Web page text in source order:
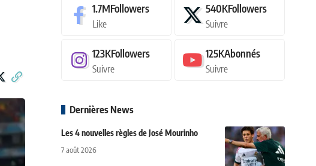
1.7MFollowers
Like
540KFollowers
Suivre
123KFollowers
Suivre
125KAbonnés
Suivre
Dernières News
Les 4 nouvelles règles de José Mourinho
7 août 2026